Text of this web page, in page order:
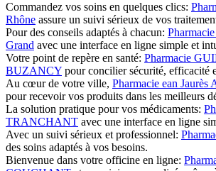
Commandez vos soins en quelques clics:
Rhône assure un suivi sérieux de vos
Pour des conseils adaptés à chacun:
Grand avec une interface en ligne simple et
Votre point de repère en santé: Pharmacie
BUZANCY pour concilier sécurité, efficacité
Au cœur de votre ville, Pharmacie ean Jaurès
pour recevoir vos produits dans les meilleurs
La solution pratique pour vos médicaments:
TRANCHANT avec une interface en ligne
Avec un suivi sérieux et professionnel:
des soins adaptés à vos besoins.
Bienvenue dans votre officine en ligne: